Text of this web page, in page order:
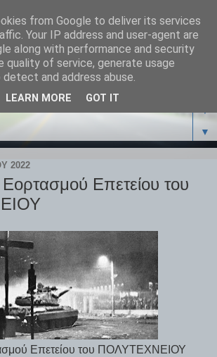
▼
▼
2022
Επετείου του
Επετείου του ΠΟΛΥΤΕΧΝΕΙΟΥ
from Google to deliver its services
Your IP address and user-agent are
along with performance and security
quality of service, generate usage
and address abuse.
LEARN MORE GOT IT